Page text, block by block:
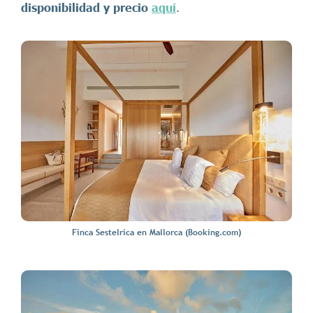
disponibilidad y precio aquí.
Finca Sestelrica en Mallorca (Booking.com)